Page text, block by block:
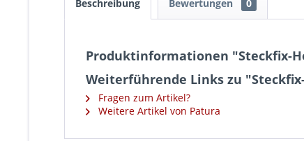
Beschreibung Bewertungen 0
Produktinformationen "Steckfix-
Weiterführende Links zu
Fragen zum Artikel?
Weitere Artikel von Patura